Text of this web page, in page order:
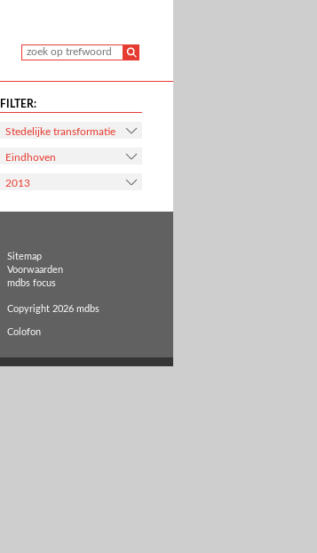
FILTER:
Stedelijke transformatie
Eindhoven
2013
Sitemap
Voorwaarden
mdbs focus
Copyright 2026 mdbs
Colofon